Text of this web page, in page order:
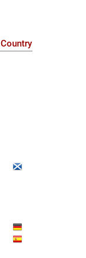
Country